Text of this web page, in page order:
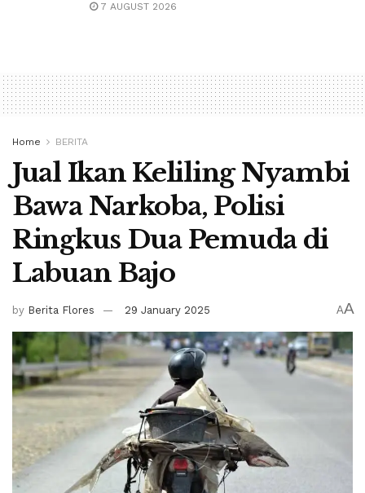
7 AUGUST 2026
Home BERITA
Jual Ikan Keliling Nyambi
Bawa Narkoba, Polisi
Ringkus Dua Pemuda di
Labuan Bajo
by Berita Flores 29 January 2025 AA